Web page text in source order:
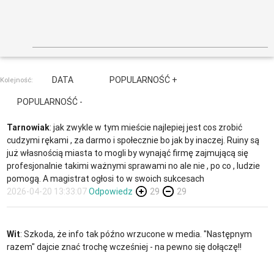
Kolejność: DATA
POPULARNOŚĆ +
POPULARNOŚĆ -
Tarnowiak: jak zwykle w tym mieście najlepiej jest cos zrobić
cudzymi rękami , za darmo i społecznie bo jak by inaczej. Ruiny są
już własnością miasta to mogli by wynająć firmę zajmującą się
profesjonalnie takimi ważnymi sprawami no ale nie , po co , ludzie
pomogą. A magistrat ogłosi to w swoich sukcesach
2026-04-20 13:33:07Odpowiedz 29 29
Wit: Szkoda, że info tak późno wrzucone w media. "Następnym
razem" dajcie znać trochę wcześniej - na pewno się dołączę!!